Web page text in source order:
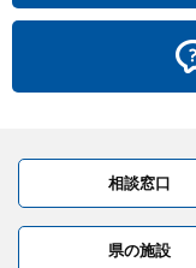
相談窓口
県の施設